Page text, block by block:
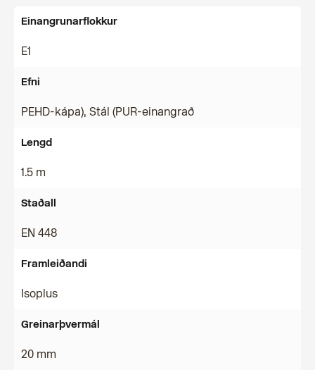
Einangrunarflokkur
E1
Efni
PEHD-kápa), Stál (PUR-einangrað
Lengd
1.5 m
Staðall
EN 448
Framleiðandi
Isoplus
Greinarþvermál
20 mm